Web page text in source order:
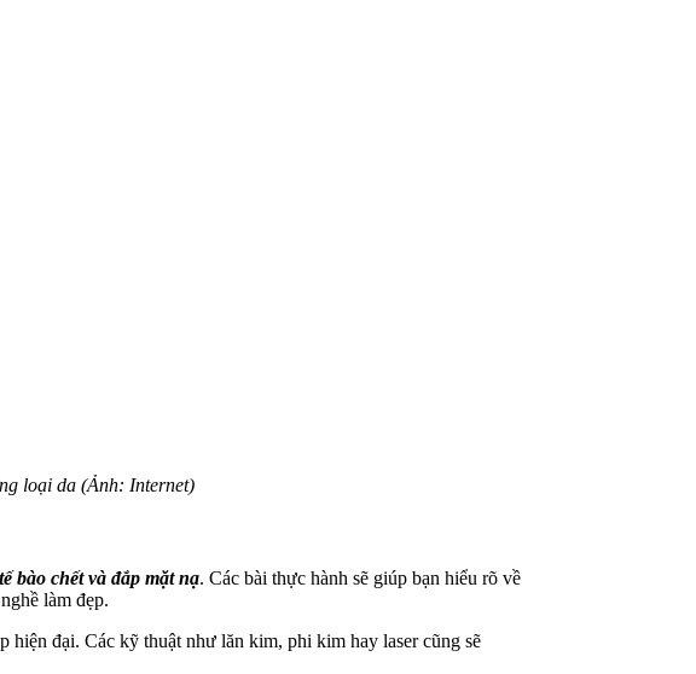
loại da (Ảnh: Internet)
bào chết và đắp mặt nạ. Các bài thực hành sẽ giúp bạn hiểu rõ về
làm đẹp.
hiện đại. Các kỹ thuật như lăn kim, phi kim hay laser cũng sẽ